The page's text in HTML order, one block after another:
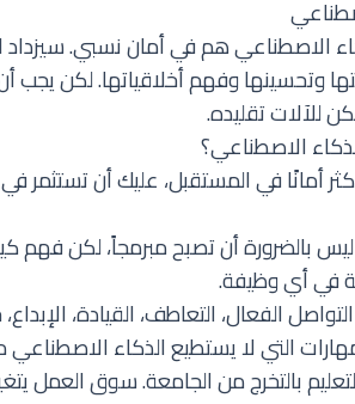
الاصطناعي هم في أمان نسبي. سيزداد
وتحسينها وفهم أخلاقياتها. لكن يجب
للآلات تقليده.
الاصطناعي؟
أمانًا في المستقبل، عليك أن تستثمر
ليس بالضرورة أن تصبح مبرمجاً، لكن فهم
في أي وظيفة.
التواصل الفعال، التعاطف، القيادة،
التي لا يستطيع الذكاء الاصطناعي
بالتخرج من الجامعة. سوق العمل